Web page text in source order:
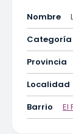
Nombre
Categoría
Provincia
Localidad
Barrio
El